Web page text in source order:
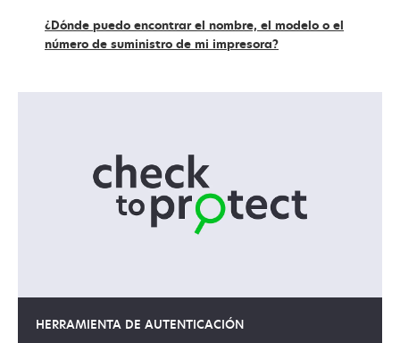
¿Dónde puedo encontrar el nombre, el modelo o el
número de suministro de mi impresora?
HERRAMIENTA DE AUTENTICACIÓN